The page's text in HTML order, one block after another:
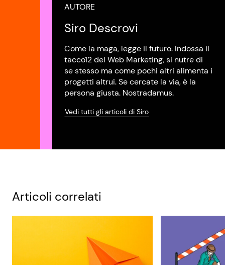
AUTORE
Siro Descrovi
Come la maga, legge il futuro. Indossa il
tacco12 del Web Marketing, si nutre di
se stesso ma come pochi altri alimenta i
progetti altrui. Se cercate la via, è la
persona giusta. Nostradamus.
Vedi tutti gli articoli di Siro
Articoli correlati